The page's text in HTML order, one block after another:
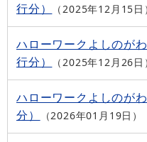
行分）
2025年12月15日
ハローワークよしのが
行分）
2025年12月26日
ハローワークよしのが
分）
2026年01月19日